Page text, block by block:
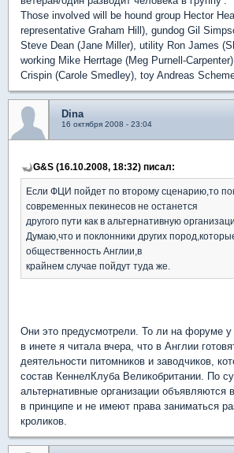
Those involved will be hound group Hector
representative Graham Hill), gundog Gil
Steve Dean (Jane Miller), utility Ron James
working Mike Herrtage (Meg Purnell-
Crispin (Carole Smedley), toy Andreas
Dina
16 октября 2008 - 23:04
G&S (16.10.2008, 18:32) писал:
Если ФЦИ пойдет по второму сценарию,то
современных пекинесов не останется
другого пути как в альтернативную
Думаю,что и поклонники других
общественность Англии,в
крайнем случае пойдут туда же.
Они это предусмотрели. То ли на форуме у
в инете я читала вчера, что в Англии
деятельности питомников и заводчиков,
состав КеннелКлуба Великобритании. По
альтернативные организации объявляются
в принципе и не имеют права заниматься
кроликов.